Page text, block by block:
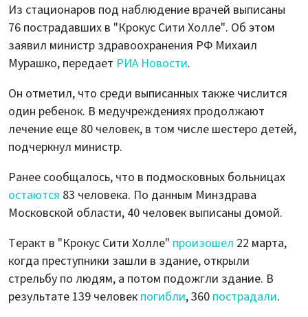
Из стационаров под наблюдение врачей выписаны
76 пострадавших в "Крокус Сити Холле". Об этом
заявил министр здравоохранения РФ Михаил
Мурашко, передает РИА Новости.
Он отметил, что среди выписанных также числится
один ребенок. В медучреждениях продолжают
лечение еще 80 человек, в том числе шестеро детей,
подчеркнул министр.
Ранее сообщалось, что в подмосковных больницах
остаются 83 человека. По данным Минздрава
Московской области, 40 человек выписаны домой.
Теракт в "Крокус Сити Холле" произошел 22 марта,
когда преступники зашли в здание, открыли
стрельбу по людям, а потом подожгли здание. В
результате 139 человек погибли, 360 пострадали.